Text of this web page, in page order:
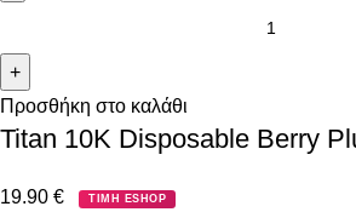
Προσθήκη στο καλάθι
Titan 10K Disposable Berry
19.90 € ΤΙΜΗ ESHOP